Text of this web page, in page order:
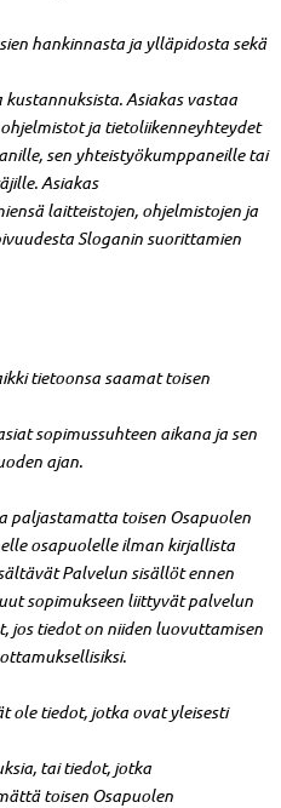
hankinnasta ja ylläpidosta sekä
Asiakas vastaa
ja tietoliikenneyhteydet
sen yhteistyökumppaneille tai
Asiakas
laitteistojen, ohjelmistojen ja
Sloganin suorittamien
tietoonsa saamat toisen
sopimussuhteen aikana ja sen
ajan.
paljastamatta toisen Osapuolen
osapuolelle ilman kirjallista
Palvelun sisällöt ennen
sopimukseen liittyvät palvelun
jos tiedot on niiden luovuttamisen
ole tiedot, jotka ovat yleisesti
tai tiedot, jotka
toisen Osapuolen